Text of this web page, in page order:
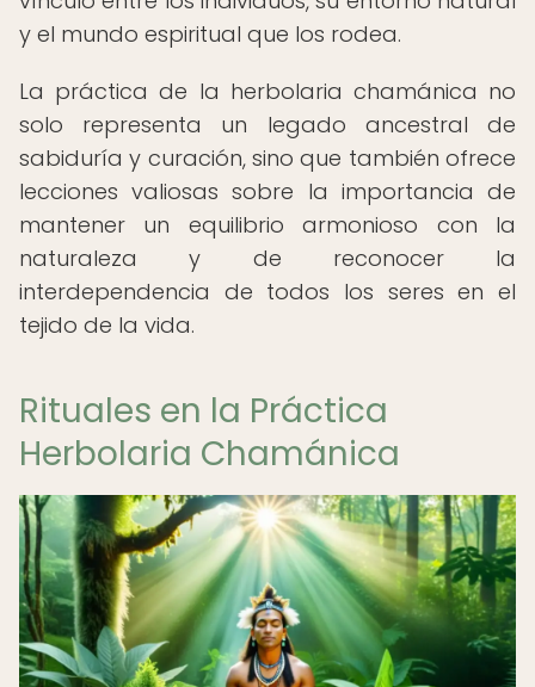
y el mundo espiritual que los rodea.
La práctica de la herbolaria chamánica no
solo representa un legado ancestral de
sabiduría y curación, sino que también ofrece
lecciones valiosas sobre la importancia de
mantener un equilibrio armonioso con la
naturaleza y de reconocer la
interdependencia de todos los seres en el
tejido de la vida.
Rituales en la Práctica
Herbolaria Chamánica